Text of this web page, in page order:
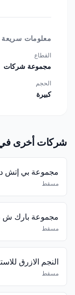
معلومات سريعة
القطاع
مجموعة شركات
الحجم
كبيرة
شركات أخرى
مجموعة بي إتش
مسقط
مجموعة بارك ش
مسقط
النجم الازرق
مسقط